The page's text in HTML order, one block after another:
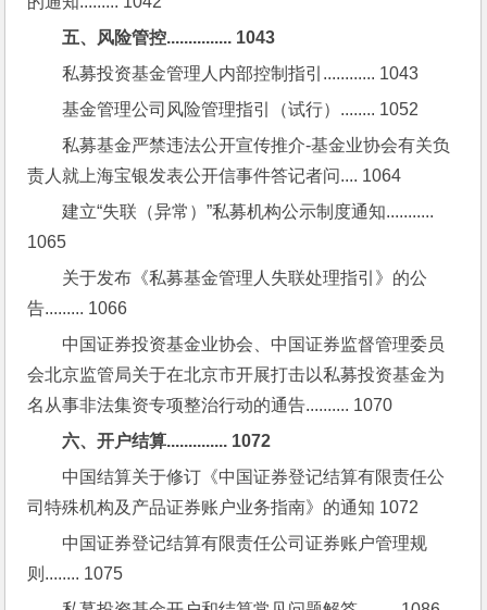
五、风险管控............... 1043
私募投资基金管理人内部控制指引............ 1043
基金管理公司风险管理指引（试行）........ 1052
私募基金严禁违法公开宣传推介-基金业协会有关负
责人就上海宝银发表公开信事件答记者问.... 1064
建立“失联（异常）”私募机构公示制度通知...........
1065
关于发布《私募基金管理人失联处理指引》的公
告......... 1066
中国证券投资基金业协会、中国证券监督管理委员
会北京监管局关于在北京市开展打击以私募投资基金为
名从事非法集资专项整治行动的通告.......... 1070
六、开户结算.............. 1072
中国结算关于修订《中国证券登记结算有限责任公
司特殊机构及产品证券账户业务指南》的通知 1072
中国证券登记结算有限责任公司证券账户管理规
则........ 1075